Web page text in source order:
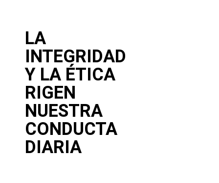
LA
INTEGRIDAD
Y LA ÉTICA
RIGEN
NUESTRA
CONDUCTA
DIARIA